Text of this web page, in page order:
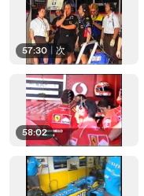
57:30 次
58:02